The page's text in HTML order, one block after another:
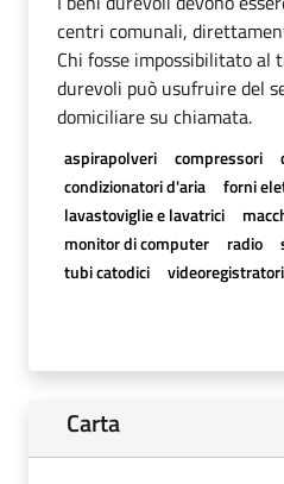
centri comunali,
Chi fosse impossibilitato al
durevoli può usufruire del
domiciliare su chiamata.
aspirapolveri compressori
condizionatori d'aria
forni
lavastoviglie e lavatrici
monitor di computer
radio
tubi catodici
videoregistratori
Carta